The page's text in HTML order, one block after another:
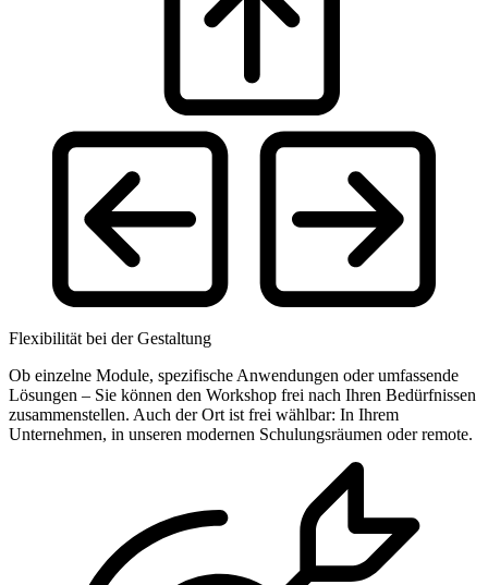
Flexibilität bei der Gestaltung
Ob einzelne Module, spezifische Anwendungen oder umfassende
Lösungen – Sie können den Workshop frei nach Ihren Bedürfnissen
zusammenstellen. Auch der Ort ist frei wählbar: In Ihrem
Unternehmen, in unseren modernen Schulungsräumen oder remote.